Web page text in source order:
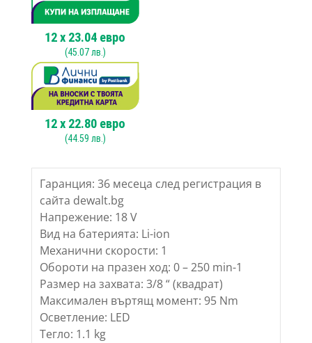
12x 23.04 евро
(45.07лв.)
12x 22.80 евро
(44.59 лв.)
Гаранция: 36 месеца след регистрация в
сайта dewalt.bg
Напрежение: 18 V
Вид на батерията: Li-ion
Механични скорости: 1
Обороти на празен ход: 0 – 250 min-1
Размер на захвата: 3/8 “ (квадрат)
Максимален въртящ момент: 95 Nm
Осветление: LED
Тегло: 1.1 kg